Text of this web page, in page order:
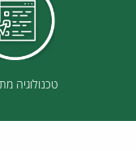
טכנולוגיה מתקדמת